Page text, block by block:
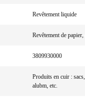
Revêtement liquide
Revêtement de
3809930000
Produits en cuir :
alubm, etc.